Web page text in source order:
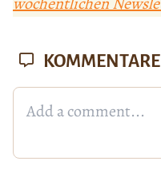
KOMMENTARE